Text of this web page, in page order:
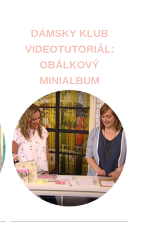
DÁMSKY KLUB
VIDEOTUTORIÁL:
OBÁLKOVÝ
MINIALBUM